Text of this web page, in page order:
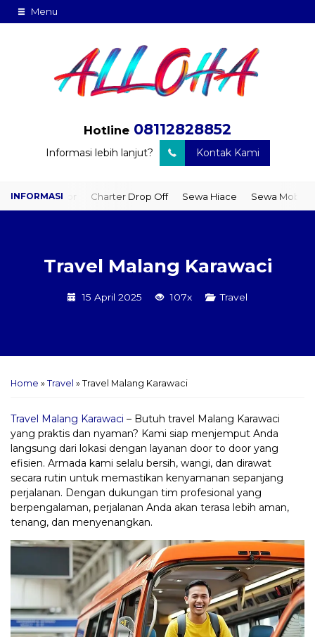
Menu
Hotline 08112828852
Informasi lebih lanjut? Kontak Kami
Door Charter Drop Off Sewa Hiace Sewa Mobil Plus Driver
Travel Malang Karawaci
15 April 2025 107x Travel
Home » Travel » Travel Malang Karawaci
Travel Malang Karawaci – Butuh travel Malang Karawaci
yang praktis dan nyaman? Kami siap menjemput Anda
langsung dari lokasi dengan layanan door to door yang
efisien. Armada kami selalu bersih, wangi, dan dirawat
secara rutin untuk memastikan kenyamanan sepanjang
perjalanan. Dengan dukungan tim profesional yang
berpengalaman, perjalanan Anda akan terasa lebih aman,
tenang, dan menyenangkan.